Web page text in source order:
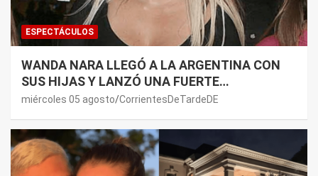
ESPECTÁCULOS
WANDA NARA LLEGÓ A LA ARGENTINA CON
SUS HIJAS Y LANZÓ UNA FUERTE
PREMONICIÓN SOBRE MAURO ICARDI
miércoles 05 agosto CorrientesDeTardeDE